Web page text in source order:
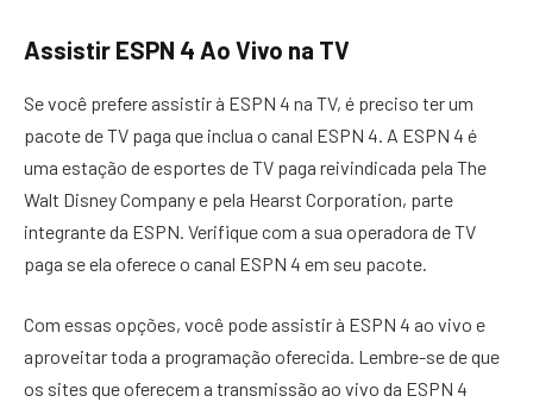
Assistir ESPN 4 Ao Vivo na TV
Se você prefere assistir à ESPN 4 na TV, é preciso ter um
pacote de TV paga que inclua o canal ESPN 4. A ESPN 4 é
uma estação de esportes de TV paga reivindicada pela The
Walt Disney Company e pela Hearst Corporation, parte
integrante da ESPN. Verifique com a sua operadora de TV
paga se ela oferece o canal ESPN 4 em seu pacote.
Com essas opções, você pode assistir à ESPN 4 ao vivo e
aproveitar toda a programação oferecida. Lembre-se de que
os sites que oferecem a transmissão ao vivo da ESPN 4